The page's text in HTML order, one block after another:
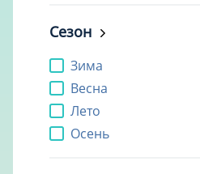
Сезон
Зима
Весна
Лето
Осень